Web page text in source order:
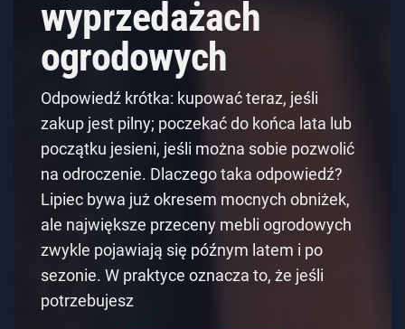
wyprzedażach
ogrodowych
Odpowiedź krótka: kupować teraz, jeśli
zakup jest pilny; poczekać do końca lata lub
początku jesieni, jeśli można sobie pozwolić
na odroczenie. Dlaczego taka odpowiedź?
Lipiec bywa już okresem mocnych obniżek,
ale największe przeceny mebli ogrodowych
zwykle pojawiają się późnym latem i po
sezonie. W praktyce oznacza to, że jeśli
potrzebujesz